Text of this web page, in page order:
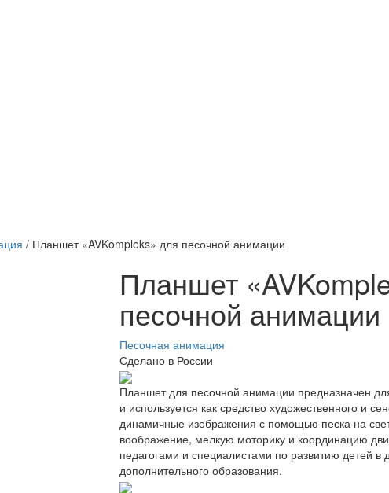
/ Планшет «AVKompleks» для песочной анимации
Планшет
песочной анимации
Песочная анимация
Сделано в России
Планшет для песочной анимации предназначен
и используется как средство художественного и
динамичные изображения с помощью песка на
воображение, мелкую моторику и координацию
педагогами и специалистами по развитию детей
дополнительного образования.